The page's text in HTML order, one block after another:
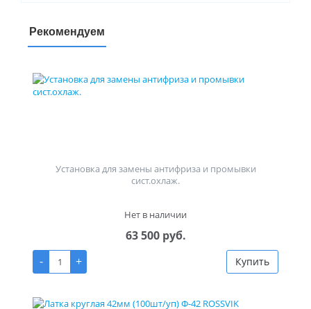
Рекомендуем
Установка для замены антифриза и промывки
сист.охлаж.
Нет в наличии
63 500 руб.
-
+ Купить